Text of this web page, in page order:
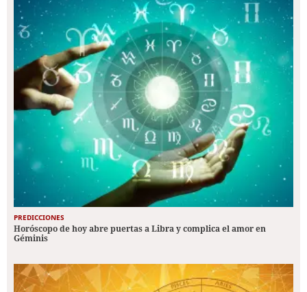
PREDICCIONES
Horóscopo de hoy abre puertas a Libra y complica el amor en
Géminis